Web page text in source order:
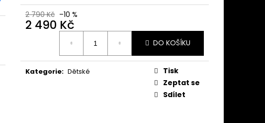
2 790 Kč –10 %
2 490 Kč
DO KOŠÍKU
Kategorie: Dětské
Tisk
Zeptat se
Sdílet